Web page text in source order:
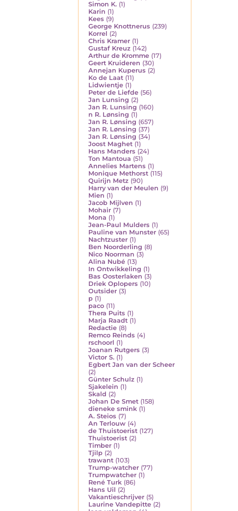
Simon K. (1)
Karin (1)
Kees (9)
George Knottnerus (239)
Korrel (2)
Chris Kramer (1)
Gustaf Kreuz (142)
Arthur de Kromme (17)
Geert Kruideren (30)
Annejan Kuperus (2)
Ko de Laat (11)
Lidwientje (1)
Peter de Liefde (56)
Jan Lunsing (2)
Jan R. Lunsing (160)
n R. Lønsing (1)
Jan R. Lønsing (657)
Jan R. Lønsing (37)
Jan R. Lønsing (34)
Joost Maghet (1)
Hans Manders (24)
Ton Mantoua (51)
Annelies Martens (1)
Monique Methorst (115)
Quirijn Metz (90)
Harry van der Meulen (9)
Mien (1)
Jacob Mijlven (1)
Mohair (7)
Mona (1)
Jean-Paul Mulders (1)
Pauline van Munster (65)
Nachtzuster (1)
Ben Noorderling (8)
Nico Noorman (3)
Alina Nubé (13)
In Ontwikkeling (1)
Bas Oosterlaken (3)
Driek Oplopers (10)
Outsider (3)
p (1)
paco (11)
Thera Puits (1)
Marja Raadt (1)
Redactie (8)
Remco Reinds (4)
rschoorl (1)
Joanan Rutgers (3)
Victor S. (1)
Egbert Jan van der Scheer
(2)
Günter Schulz (1)
Sjakelein (1)
Skald (2)
Johan De Smet (158)
dieneke smink (1)
A. Steios (7)
An Terlouw (4)
de Thuistoerist (127)
Thuistoerist (2)
Timber (1)
Tjilp (2)
trawant (103)
Trump-watcher (77)
Trumpwatcher (1)
René Turk (86)
Hans Uil (2)
Vakantieschrijver (5)
Laurine Vandepitte (2)